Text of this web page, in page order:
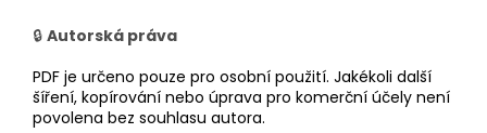
🔒 Autorská práva
PDF je určeno pouze pro osobní použití. Jakékoli další
šíření, kopírování nebo úprava pro komerční účely není
povolena bez souhlasu autora.